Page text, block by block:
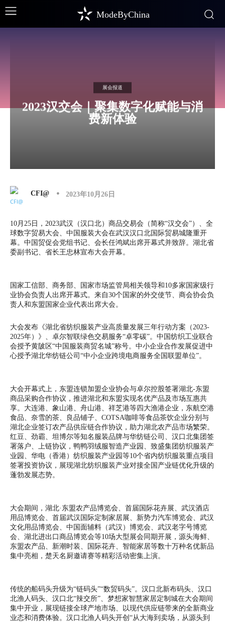
ModeByChina
展会报道
2023汉交会｜聚集数字化赋能与消
费新体验
CFI@ 2023年10月26日
10月25日，2023武汉（汉口北）商品交易会（简称“汉交会”）、全
球数字贸易大会、中国服装大会在武汉汉口北国际贸易城隆重开
幕。中国贸促会党组书记、会长任鸿斌出席开幕式并致辞。湖北省
委副书记、省长王忠林宣布大会开幕。
国家工信部、商务部、国家市场监管局相关领导和10多家国家级行
业协会负责人出席开幕式。来自30个国家的外交使节、商会协会负
责人和东盟国家企业代表出席大会。
​​​​大会发布《湖北省纺织服装产业高质量发展三年行动方案（2023-
2025年）》、卓尔智联绿色交易服务“卓零碳”。中国纺织工业联合
会授予黄陂区“中国服装商贸名城”称号。中小企业合作发展促进中
心授予湖北华纺链公司“中小企业跨境电商服务全国联盟单位”。
​大会开幕式上，东盟连锁加盟企业协会与卓尔控股签署湖北-东盟
商品采购合作协议，推进湖北和东盟实现名优产品及市场互惠共
享。大连港、象山港、舟山港、祥芝港等四大渔港企业，东航空港
食品、奈雪的茶、良品铺子、COTSA咖啡等食品茶饮企业分别与
湖北企业签订农产品供应链合作协议，助力湖北农产品市场繁荣。
红豆、劲霸、坦博尔等知名服装品牌与华纺链公司、汉口北集团签
署落户、上链协议，鸭鸭羽绒服智造产业园、致盛集团纺织服装产
业园、华电（香港）纺织服装产业园等10个省内纺织服装重点项目
签署投资协议，展现湖北纺织服装产业对接全国产业链优化升级的
蓬勃发展态势。
​​大会期间，湖北·东盟农产品博览会、首届国际花卉展、武汉酒店
用品博览会、首届武汉国际定制家居展、新势力汽车博览会、武汉
文化用品博览会、中国面辅料（武汉）博览会、武汉老字号博览
会、湖北进出口商品博览会等10场大型展会同期开展，源头海鲜、
东盟农产品、新潮时装、国际花卉、智能家居等数十万种名优新品
集中亮相，楚天名厨邀请赛等精彩活动密集上演。
​​​传统的船码头升级为“链码头”“数贸码头”。汉口北新布码头、汉口
北渔人码头、汉口北“辣交所”、梦想家智慧家居定制城在大会期间
集中开业，展现链接全球产地市场、以现代供应链带来的全新商业
业态和消费体验。汉口北渔人码头开创“从大海到卖场，从源头到